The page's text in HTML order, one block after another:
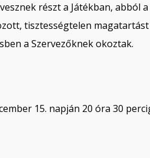
részt a Játékban, abból
tisztességtelen
a Szervezőknek okoztak.
15. napján 20 óra 30